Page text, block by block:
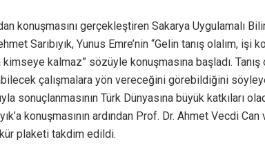
konuşmasını gerçekleştiren Sakarya Uygulamalı
Sarıbıyık, Yunus Emre’nin “Gelin tanış olalım,
kimseye kalmaz” sözüyle konuşmasına başladı.
çalışmalara yön vereceğini görebildiğini
sonuçlanmasının Türk Dünyasına büyük katkıları
konuşmasının ardından Prof. Dr. Ahmet Vecdi
plaketi takdim edildi.